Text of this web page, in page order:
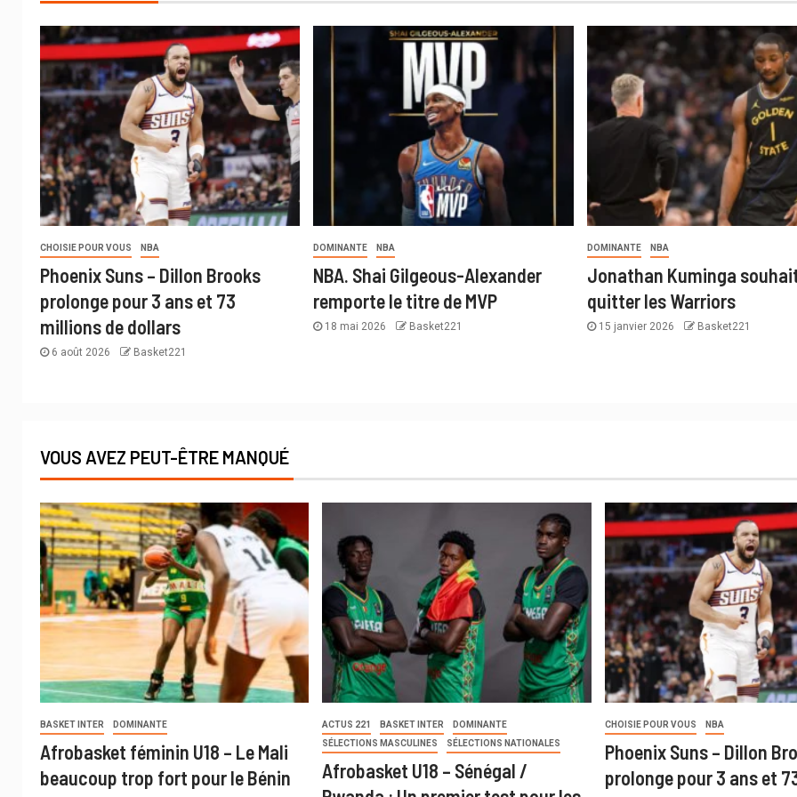
CHOISIE POUR VOUS NBA
Phoenix Suns – Dillon Brooks
prolonge pour 3 ans et 73
millions de dollars
6 août 2026 Basket221
DOMINANTE NBA
NBA. Shai Gilgeous-Alexander
remporte le titre de MVP
18 mai 2026 Basket221
DOMINANTE NBA
Jonathan Kuminga
quitter les Warriors
15 janvier 2026 Basket221
VOUS AVEZ PEUT-ÊTRE MANQUÉ
BASKET INTER DOMINANTE
Afrobasket féminin U18 – Le Mali
beaucoup trop fort pour le Bénin
ACTUS 221 BASKET INTER
DOMINANTE
SÉLECTIONS MASCULINES
SÉLECTIONS NATIONALES
Afrobasket U18 – Sénégal /
CHOISIE POUR VOUS NBA
Phoenix Suns – Dillon
prolonge pour 3 ans et